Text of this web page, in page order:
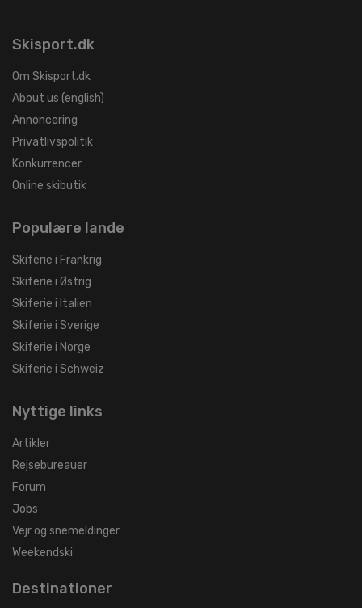
Skisport.dk
Om Skisport.dk
About us (english)
Annoncering
Privatlivspolitik
Konkurrencer
Online skibutik
Populære lande
Skiferie i Frankrig
Skiferie i Østrig
Skiferie i Italien
Skiferie i Sverige
Skiferie i Norge
Skiferie i Schweiz
Nyttige links
Artikler
Rejsebureauer
Forum
Jobs
Vejr og snemeldinger
Weekendski
Destinationer